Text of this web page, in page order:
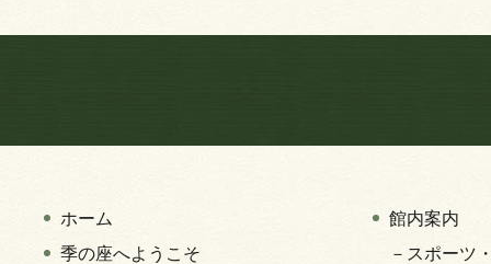
ホーム
季の座へようこそ
館内案内
－スポーツ